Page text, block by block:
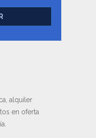
alquiler
en oferta